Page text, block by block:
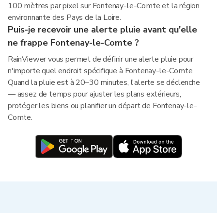
100 mètres par pixel sur Fontenay-le-Comte et la région
environnante des Pays de la Loire.
Puis-je recevoir une alerte pluie avant qu'elle
ne frappe Fontenay-le-Comte ?
RainViewer vous permet de définir une alerte pluie pour
n'importe quel endroit spécifique à Fontenay-le-Comte.
Quand la pluie est à 20–30 minutes, l'alerte se déclenche
— assez de temps pour ajuster les plans extérieurs,
protéger les biens ou planifier un départ de Fontenay-le-
Comte.